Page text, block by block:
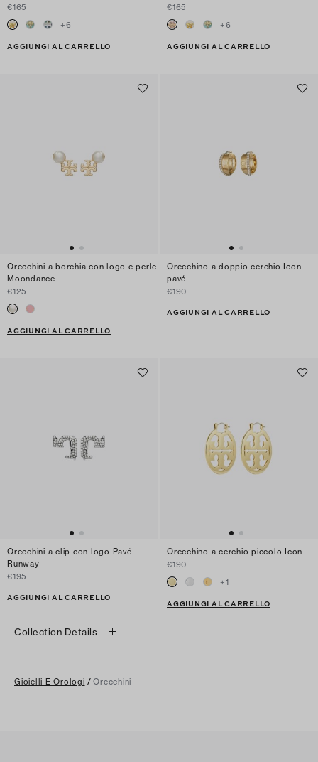
€165
+6
AGGIUNGI AL CARRELLO
€165
+6
AGGIUNGI AL CARRELLO
Orecchini a borchia con logo e perle
Moondance
€125
AGGIUNGI AL CARRELLO
Orecchino a doppio cerchio Icon
pavé
€190
AGGIUNGI AL CARRELLO
Orecchini a clip con logo Pavé
Runway
€195
AGGIUNGI AL CARRELLO
Orecchino a cerchio piccolo Icon
€190
+1
AGGIUNGI AL CARRELLO
Collection Details
Gioielli E Orologi / Orecchini